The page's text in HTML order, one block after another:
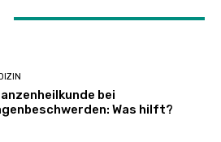
bei
Was hilft?